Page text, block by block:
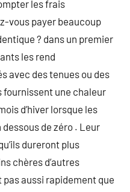
les frais
vous payer beaucoup
? dans un premier
les rend
avec des tenues ou des
fournissent une chaleur
d’hiver lorsque les
de zéro . Leur
dureront plus
chères d’autres
pas aussi rapidement que